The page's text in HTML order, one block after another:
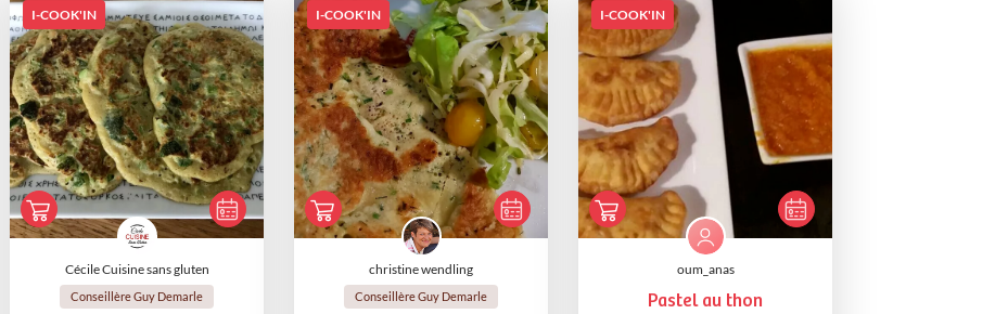
I-COOK'IN
Cécile Cuisine sans gluten
Conseillère Guy Demarle
I-COOK'IN
christine wendling
Conseillère Guy Demarle
I-COOK'IN
oum_anas
Pastel au thon